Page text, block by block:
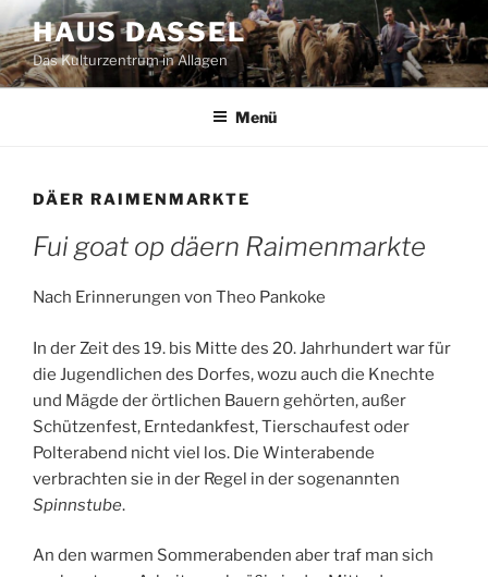
Zum
Inhalt
springen
HAUS DASSEL
Das Kulturzentrum in Allagen
Menü
DÄER RAIMENMARKTE
Fui goat op däern Raimenmarkte
Nach Erinnerungen von Theo Pankoke
In der Zeit des 19. bis Mitte des 20. Jahrhundert war für
die Jugendlichen des Dorfes, wozu auch die Knechte
und Mägde der örtlichen Bauern gehörten, außer
Schützenfest, Erntedankfest, Tierschaufest oder
Polterabend nicht viel los. Die Winterabende
verbrachten sie in der Regel in der sogenannten
Spinnstube.
An den warmen Sommerabenden aber traf man sich